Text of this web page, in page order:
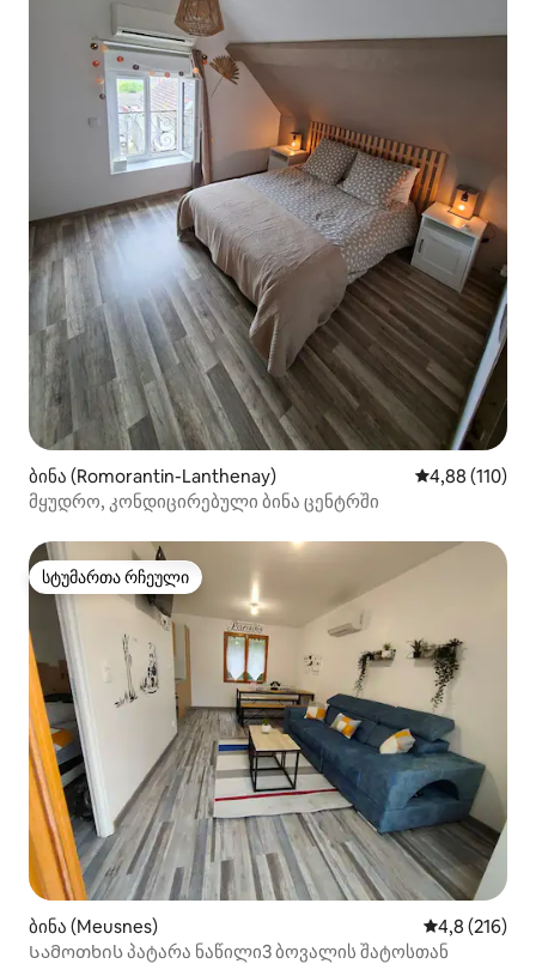
ბინა (Romorantin-Lanthenay) საშუალო
4,88 (110)
მყუდრო, კონდიცირებული ბინა ცენტრში
სტუმართა რჩეული
სტუმართა რჩეული
ბინა (Meusnes) საშუალო
4,8 (216)
Სამოთხის პატარა ნაწილი3 ბოვალის შატოსთან